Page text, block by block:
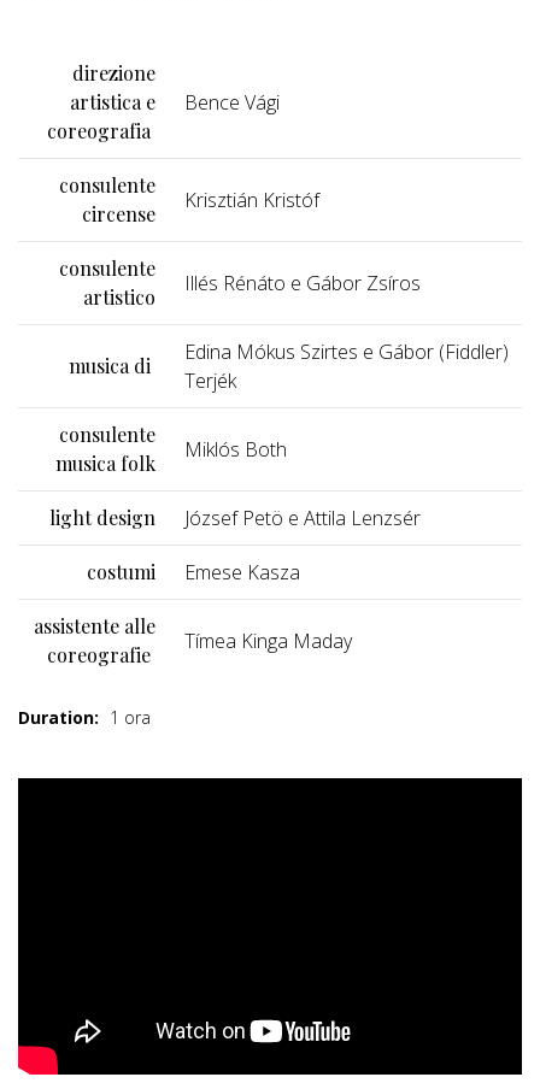
direzione
artistica e
coreografia
Bence Vági
consulente
circense
Krisztián Kristóf
consulente
artistico
Illés Rénáto e Gábor Zsíros
musica di
Edina Mókus Szirtes e Gábor (Fiddler)
Terjék
consulente
musica folk
Miklós Both
light design József Petö e Attila Lenzsér
costumi Emese Kasza
assistente alle
coreografie
Tímea Kinga Maday
Duration: 1 ora